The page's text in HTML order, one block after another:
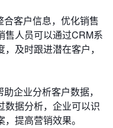
客户信息，优化销售
售人员可以通过CRM系
及时跟进潜在客户，
企业分析客户数据，
数据分析，企业可以识
提高营销效果。